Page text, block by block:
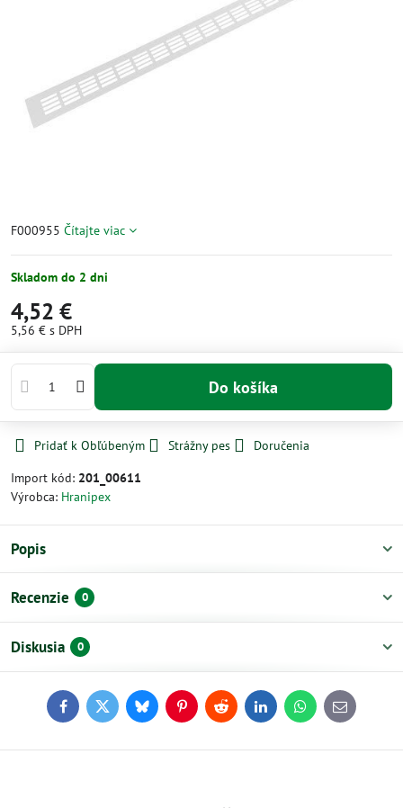
F000955 Čítajte viac
Skladom do 2 dni
4,52 €
5,56 € s DPH
Do košíka
Pridať k Obľúbeným Strážny pes
Doručenia
Import kód: 201_00611
Výrobca: Hranipex
Popis
Recenzie 0
Diskusia 0
FacebookTwitterBlueskyPinterestReddit LinkedInWhatsApp
E-
mail